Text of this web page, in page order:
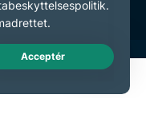
Live Chat